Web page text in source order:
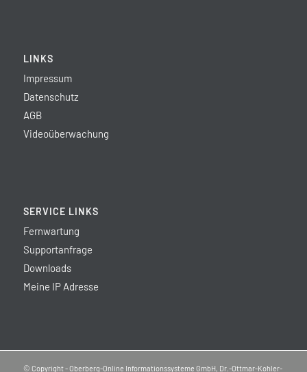
LINKS
Impressum
Datenschutz
AGB
Videoüberwachung
SERVICE LINKS
Fernwartung
Supportanfrage
Downloads
Meine IP Adresse
© Copyright - Oberberg-Online Informationssysteme GmbH, Dr.-Ottmar-Kohler-